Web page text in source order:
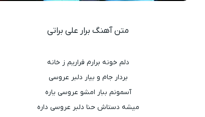
متن آهنگ برار علی براتی
دلم خونه برارم فراریم ز خانه
بردار جام و بیار دلبر عروسی
آسمونم ببار امشو عروسی یاره
میشه دستاش حنا دلبر عروسی داره